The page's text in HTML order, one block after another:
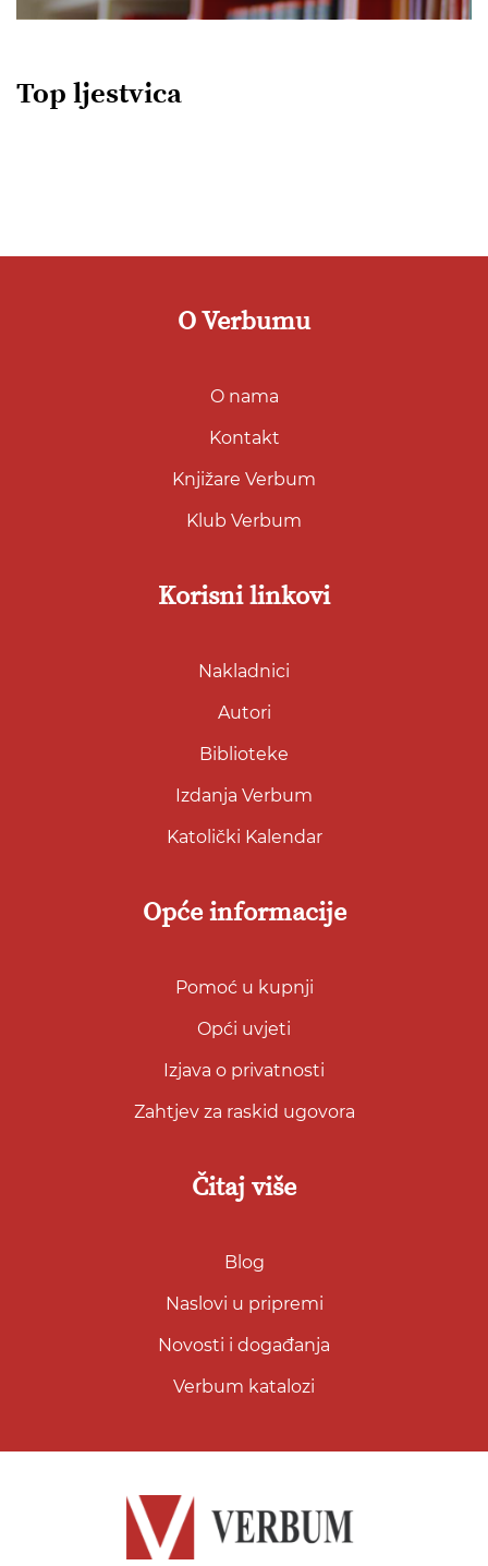
Top ljestvica
O Verbumu
O nama
Kontakt
Knjižare Verbum
Klub Verbum
Korisni linkovi
Nakladnici
Autori
Biblioteke
Izdanja Verbum
Katolički Kalendar
Opće informacije
Pomoć u kupnji
Opći uvjeti
Izjava o privatnosti
Zahtjev za raskid ugovora
Čitaj više
Blog
Naslovi u pripremi
Novosti i događanja
Verbum katalozi